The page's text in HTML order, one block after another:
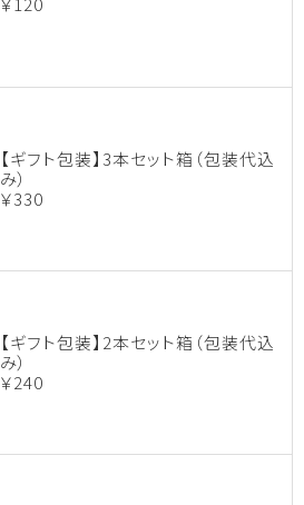
【ギフト包装】3本セット箱（包装代込
み）
￥330
【ギフト包装】2本セット箱（包装代込
み）
￥240